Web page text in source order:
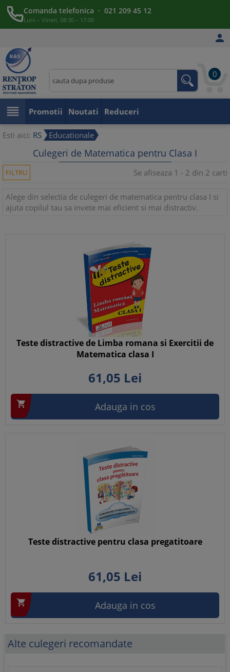
Comanda telefonica · 021 209 45 12
Luni – Vineri, 08:30 – 17:00

0
 Promotii Noutati Reduceri
Esti aici: RS Educationale
Culegeri de Matematica pentru Clasa I
FILTRU Se afiseaza 1 - 2 din 2 carti
Alege din selectia de culegeri de matematica pentru clasa I si
ajuta copilul tau sa invete mai eficient si mai distractiv.
Teste distractive de Limba romana si Exercitii de
Matematica clasa I
61,05 Lei
 Adauga in cos
Teste distractive pentru clasa pregatitoare
61,05 Lei
 Adauga in cos
Alte culegeri recomandate